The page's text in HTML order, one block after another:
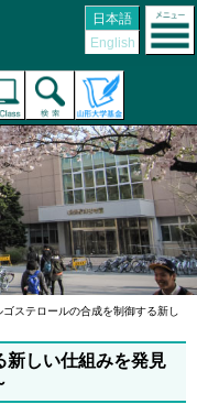
日本語
English
ステロールの合成を制御する新し
新しい仕組みを発見